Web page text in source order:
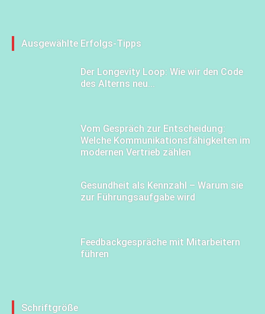
Ausgewählte Erfolgs-Tipps
Der Longevity Loop: Wie wir den Code
des Alterns neu...
Vom Gespräch zur Entscheidung:
Welche Kommunikationsfähigkeiten im
modernen Vertrieb zählen
Gesundheit als Kennzahl – Warum sie
zur Führungsaufgabe wird
Feedbackgespräche mit Mitarbeitern
führen
Schriftgröße